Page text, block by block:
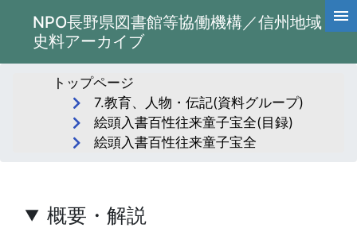
NPO長野県図書館等協働機構／信州地域
史料アーカイブ
トップページ
7.教育、人物・伝記(資料グループ)
絵頭入書百性往来童子宝全(目録)
絵頭入書百性往来童子宝全
概要・解説